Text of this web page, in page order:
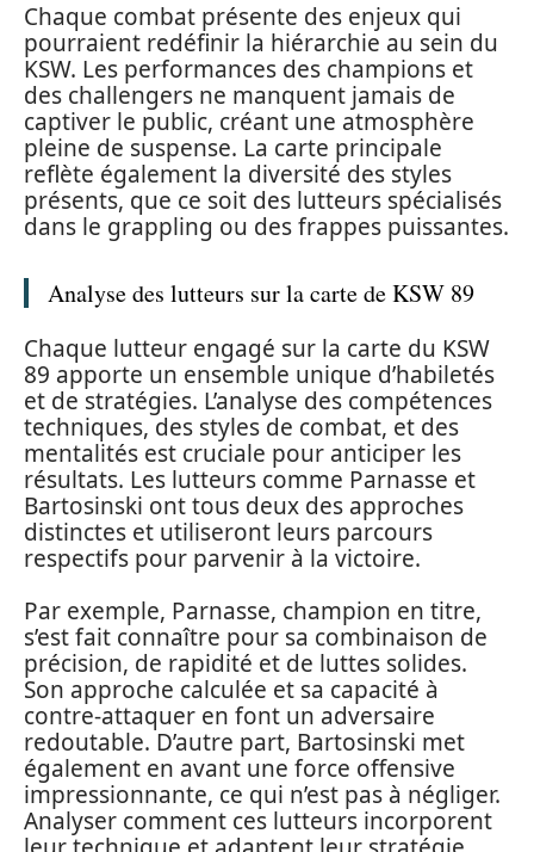
Chaque combat présente des enjeux qui
pourraient redéfinir la hiérarchie au sein du
KSW. Les performances des champions et
des challengers ne manquent jamais de
captiver le public, créant une atmosphère
pleine de suspense. La carte principale
reflète également la diversité des styles
présents, que ce soit des lutteurs spécialisés
dans le grappling ou des frappes puissantes.
Analyse des lutteurs sur la carte de KSW 89
Chaque lutteur engagé sur la carte du KSW
89 apporte un ensemble unique d’habiletés
et de stratégies. L’analyse des compétences
techniques, des styles de combat, et des
mentalités est cruciale pour anticiper les
résultats. Les lutteurs comme Parnasse et
Bartosinski ont tous deux des approches
distinctes et utiliseront leurs parcours
respectifs pour parvenir à la victoire.
Par exemple, Parnasse, champion en titre,
s’est fait connaître pour sa combinaison de
précision, de rapidité et de luttes solides.
Son approche calculée et sa capacité à
contre-attaquer en font un adversaire
redoutable. D’autre part, Bartosinski met
également en avant une force offensive
impressionnante, ce qui n’est pas à négliger.
Analyser comment ces lutteurs incorporent